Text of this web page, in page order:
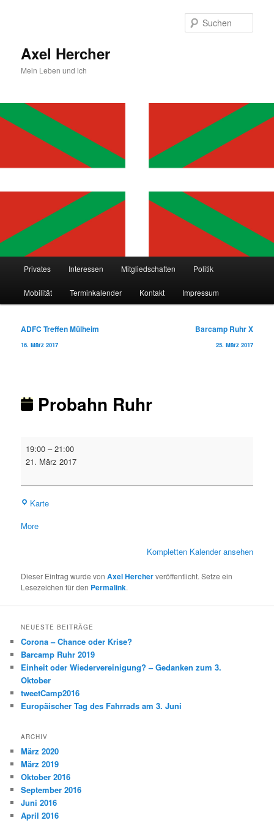
Axel Hercher
Mein Leben und ich
Privates Interessen Mitgliedschaften Politik
Mobilität Terminkalender Kontakt Impressum
Beitragsnavigation
ADFC Treffen Mülheim
16. März 2017
Barcamp Ruhr X
25. März 2017
Probahn Ruhr
Ruhr
19:00 –21:00
21. März 2017
KarteProbahn
Moreabout
Kompletten Kalender ansehen
Dieser Eintrag wurde vonAxel Hercherveröffentlicht. Setze ein
Lesezeichen für den Permalink.
NEUESTE BEITRÄGE
Corona – Chance oder Krise?
Barcamp Ruhr 2019
Einheit oder Wiedervereinigung? – Gedanken zum 3.
Oktober
tweetCamp2016
Europäischer Tag des Fahrrads am 3. Juni
ARCHIV
März 2020
März 2019
Oktober 2016
September 2016
Juni 2016
April 2016